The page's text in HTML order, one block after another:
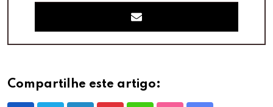
Compartilhe este artigo: